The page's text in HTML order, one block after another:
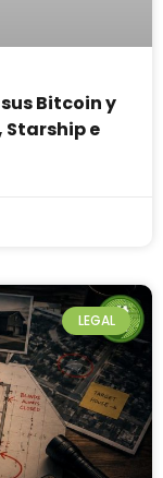
Bitcoin y
e
LEGAL